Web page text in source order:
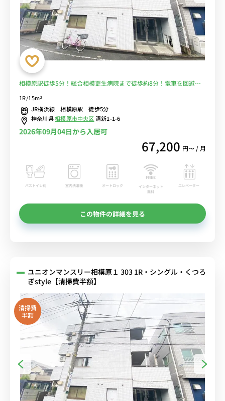
相模原駅徒歩5分！総合相模更生病院まで徒歩約8分！電車を回避し
1R/15m²
JR横浜線 相模原駅 徒歩5分
神奈川県相模原市中央区清新1-1-6
2026年09月04日から入居可
67,200 円〜 / 月
バストイレ別 室内洗濯機 オートロック
インターネット
無料
エレベーター
この物件の詳細を見る
ユニオンマンスリー相模原１ 303 1R・シングル・くつろ
ぎstyle【清掃費半額】
清掃費
半額